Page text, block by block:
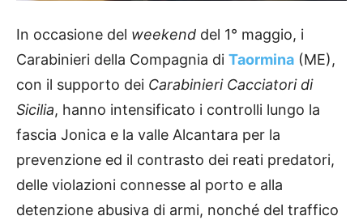
In occasione del weekend del 1° maggio, i
Carabinieri della Compagnia di Taormina (ME),
con il supporto dei Carabinieri Cacciatori di
Sicilia, hanno intensificato i controlli lungo la
fascia Jonica e la valle Alcantara per la
prevenzione ed il contrasto dei reati predatori,
delle violazioni connesse al porto e alla
detenzione abusiva di armi, nonché del traffico